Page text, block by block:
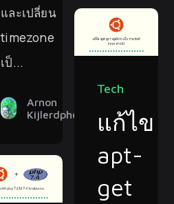
และเปลี่ยน
timezone
เป็...
Arnon
Kijlerdphon
Tech
แก้ไข
apt-
get